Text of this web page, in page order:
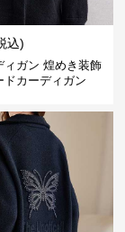
込)
ィガン 煌めき装飾
ドカーディガン